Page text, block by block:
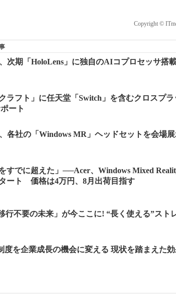
Copyright ©
次期「HoloLens」に独自のAIコプロセッサ搭
クラフト」に任天堂「Switch」を含むクロスプ
ート
各社の「Windows MR」ヘッドセットを会場
をすでに超えた」──Acer、Windows Mixed
ート 価格は4万円、8月出荷目指す